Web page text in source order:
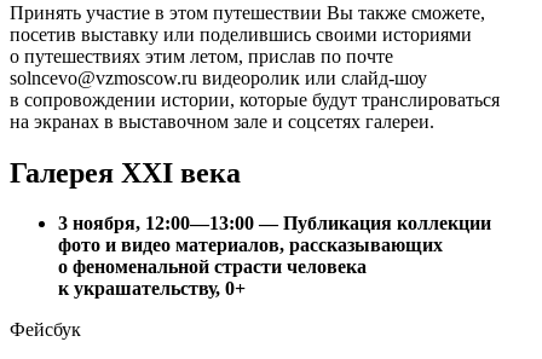
Принять участие в этом путешествии Вы также сможете,
посетив выставку или поделившись своими историями
о путешествиях этим летом, прислав по почте
solncevo@vzmoscow.ru видеоролик или слайд-шоу
в сопровождении истории, которые будут транслироваться
на экранах в выставочном зале и соцсетях галереи.
Галерея XXI века
3 ноября, 12:00—13:00 — Публикация коллекции
фото и видео материалов, рассказывающих
о феноменальной страсти человека
к украшательству, 0+
Фейсбук